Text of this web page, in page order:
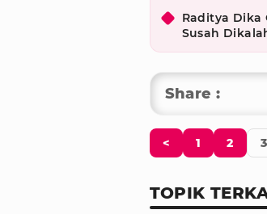
Raditya Dika
Susah
Share :
< 1 2 3
TOPIK